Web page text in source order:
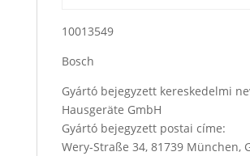
10013549
Bosch
Gyártó bejegyzett kereskedelmi
Hausgeräte GmbH
Gyártó bejegyzett postai
Wery-Straße 34, 81739 München,